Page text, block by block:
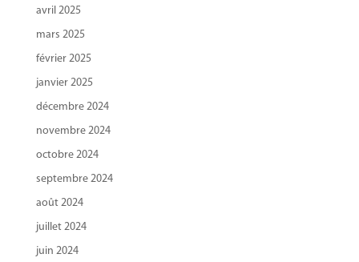
avril 2025
mars 2025
février 2025
janvier 2025
décembre 2024
novembre 2024
octobre 2024
septembre 2024
août 2024
juillet 2024
juin 2024